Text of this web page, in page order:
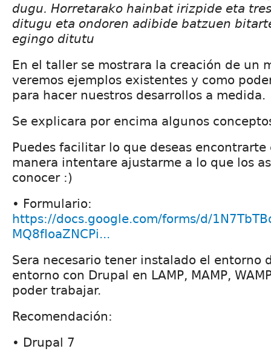
dugu. Horretarako hainbat irizpide eta
ditugu eta ondoren adibide batzuen
egingo ditutu
En el taller se mostrara la creación de un
veremos ejemplos existentes y como
para hacer nuestros desarrollos a medida.
Se explicara por encima algunos
Puedes facilitar lo que deseas
manera intentare ajustarme a lo que los
conocer :)
• Formulario:
https://docs.google.com/forms/d/
MQ8fIoaZNCPi...
Sera necesario tener instalado el entorno
entorno con Drupal en LAMP, MAMP,
poder trabajar.
Recomendación:
• Drupal 7